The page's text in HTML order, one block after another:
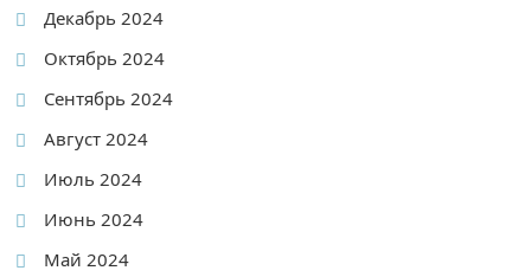
Декабрь 2024
Октябрь 2024
Сентябрь 2024
Август 2024
Июль 2024
Июнь 2024
Май 2024